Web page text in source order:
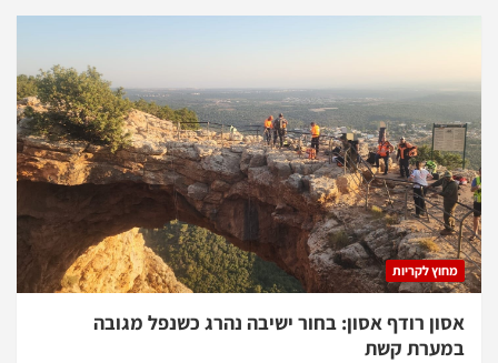
מחוץ לקריות
אסון רודף אסון: בחור ישיבה נהרג כשנפל מגובה
במערת קשת